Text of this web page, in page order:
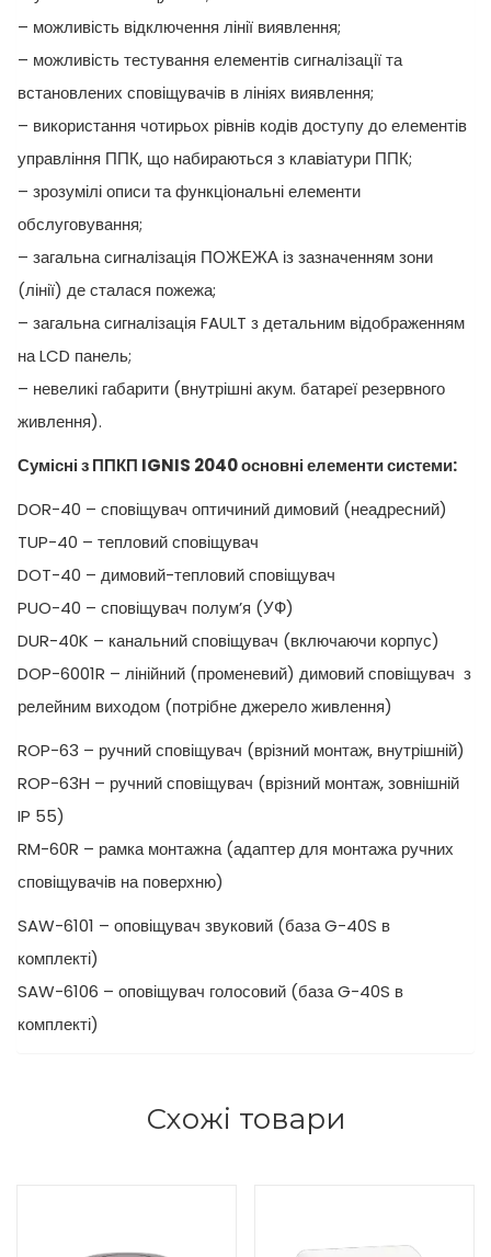
– можливість відключення лінії виявлення;
– можливість тестування елементів сигналізації та
встановлених сповіщувачів в лініях виявлення;
– використання чотирьох рівнів кодів доступу до елементів
управління ППК, що набираються з клавіатури ППК;
– зрозумілі описи та функціональні елементи
обслуговування;
– загальна сигналізація ПОЖЕЖА із зазначенням зони
(лінії) де сталася пожежа;
– загальна сигналізація FAULT з детальним відображенням
на LCD панель;
– невеликі габарити (внутрішні акум. батареї резервного
живлення).
Сумісні з ППКП IGNIS 2040 основні елементи системи:
DOR-40 – сповіщувач оптичиний димовий (неадресний)
TUP-40 – тепловий сповіщувач
DOT-40 – димовий-тепловий сповіщувач
PUO-40 – сповіщувач полум’я (УФ)
DUR-40K – канальний сповіщувач (включаючи корпус)
DOP-6001R – лінійний (променевий) димовий сповіщувач з
релейним виходом (потрібне джерело живлення)
ROP-63 – ручний сповіщувач (врізний монтаж, внутрішній)
ROP-63H – ручний сповіщувач (врізний монтаж, зовнішній
IP 55)
RM-60R – рамка монтажна (адаптер для монтажа ручних
сповіщувачів на поверхню)
SAW-6101 – оповіщувач звуковий (база G-40S в
комплекті)
SAW-6106 – оповіщувач голосовий (база G-40S в
комплекті)
Схожі товари